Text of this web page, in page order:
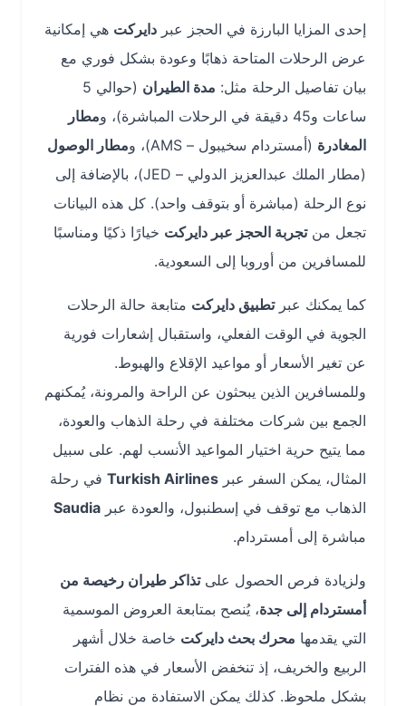
إحدى المزايا البارزة في الحجز عبردايركتهي إمكانية
عرض الرحلات المتاحة ذهابًا وعودة بشكل فوري مع
بيان تفاصيل الرحلة مثل: مدة الطيران
(حوالي 5
ساعات و45 دقيقة في الرحلات المباشرة)، و
مطار
المغادرة(أمستردام سخيبول – AMS)، و
مطار الوصول
(مطار الملك عبدالعزيز الدولي – JED)، بالإضافة إلى
نوع الرحلة (مباشرة أو بتوقف واحد). كل هذه البيانات
تجعل منتجربة الحجز عبر دايركتخيارًا ذكيًا ومناسبًا
للمسافرين من أوروبا إلى السعودية.
كما يمكنك عبرتطبيق دايركتمتابعة حالة الرحلات
الجوية في الوقت الفعلي، واستقبال إشعارات فورية
عن تغير الأسعار أو مواعيد الإقلاع والهبوط.
وللمسافرين الذين يبحثون عن الراحة والمرونة، يُمكنهم
الجمع بين شركات مختلفة في رحلة الذهاب والعودة،
مما يتيح حرية اختيار المواعيد الأنسب لهم. على سبيل
المثال، يمكن السفر عبرTurkish Airlinesفي رحلة
الذهاب مع توقف في إسطنبول، والعودة عبرSaudia
مباشرة إلى أمستردام.
ولزيادة فرص الحصول علىتذاكر طيران رخيصة من
أمستردام إلى جدة، يُنصح بمتابعة العروض الموسمية
التي يقدمهامحرك بحث دايركتخاصة خلال أشهر
الربيع والخريف، إذ تنخفض الأسعار في هذه الفترات
بشكل ملحوظ. كذلك يمكن الاستفادة من نظام